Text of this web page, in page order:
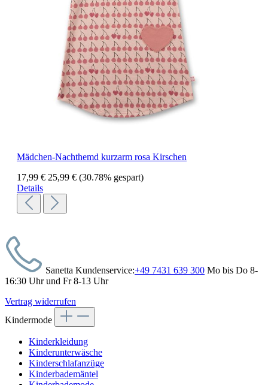
Mädchen-Nachthemd kurzarm rosa Kirschen
17,99 € 25,99 € (30.78% gespart)
Details
Sanetta Kundenservice:+49 7431 639 300 Mo bis Do 8-
16:30 Uhr und Fr 8-13 Uhr
Vertrag widerrufen
Kindermode
Kinderkleidung
Kinderunterwäsche
Kinderschlafanzüge
Kinderbademäntel